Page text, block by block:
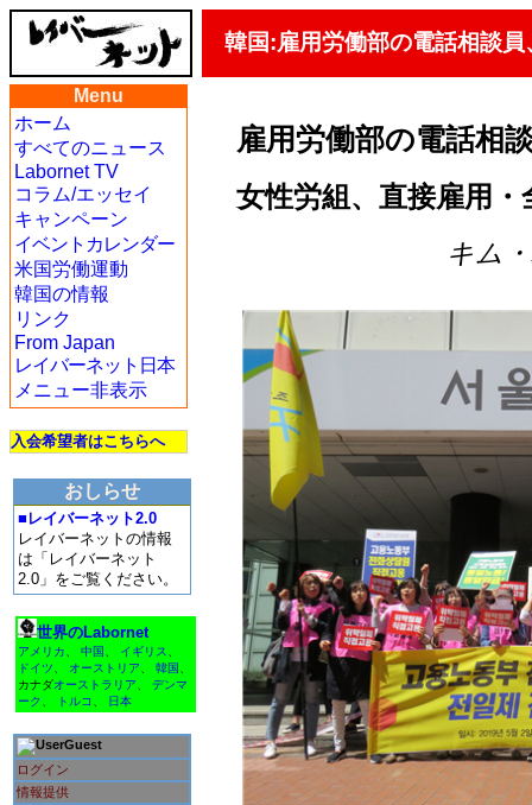
韓国:雇用労働部の電話相談
Menu
ホーム
すべてのニュース
Labornet TV
コラム/エッセイ
キャンペーン
イベントカレンダー
米国労働運動
韓国の情報
リンク
From Japan
レイバーネット日本
メニュー非表示
入会希望者はこちらへ
おしらせ
■レイバーネット2.0
レイバーネットの情報
は「レイバーネット
2.0」をご覧ください。
世界のLabornet
アメリカ 中国 イギリス
ドイツ
オーストリア 韓国
カナダオーストラリア
デンマ
ーク
トルコ 日本
Guest
ログイン
情報提供
雇用労働部の電話相
女性労組、直接雇用・
キム